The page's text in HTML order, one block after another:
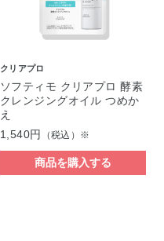
クリアプロ
ソフティモ クリアプロ 酵素
クレンジングオイル つめか
え
1,540円
（税込）※
商品を購入する